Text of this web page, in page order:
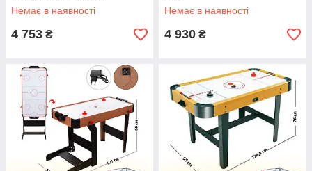
Немає в наявності
4 753 ₴
Немає в наявності
4 930 ₴